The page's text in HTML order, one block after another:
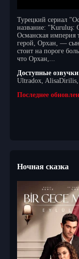
Турецкий сериал
название: "Kuruluş:
Османская империя
герой, Орхан, —
стоит на пороге
что Орхан,...
Доступные
Ultradox,
Последнее
Ночная сказка